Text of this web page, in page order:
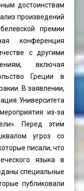
достоинствам
произведений
премии
конференция
с другими
включая
Греции в
В заявлении,
Университета
из-за
Перед этим
угроз со
писали, что
языка в
специальные
публиковали